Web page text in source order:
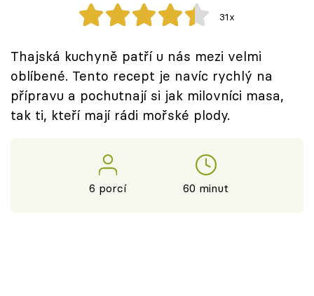
Těhotnej kuchař
Sledujte prima+
Přihlášení
31x
Thajská kuchyně patří u nás mezi velmi
oblíbené. Tento recept je navíc rychlý na
přípravu a pochutnají si jak milovníci masa,
tak ti, kteří mají rádi mořské plody.
6 porcí 60 minut